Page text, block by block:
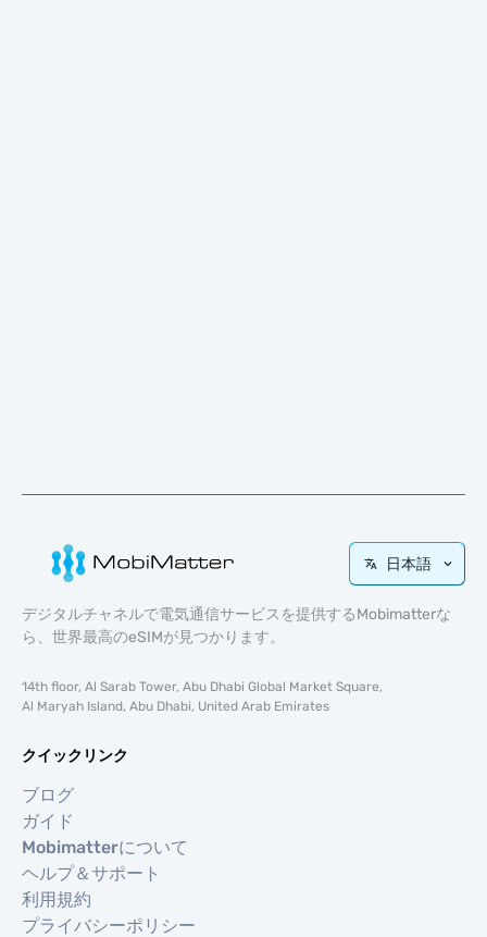
日本語
デジタルチャネルで電気通信サービスを提供するMobimatterな
ら、世界最高のeSIMが見つかります。
14th floor, Al Sarab Tower, Abu Dhabi Global Market Square,
Al Maryah Island, Abu Dhabi, United Arab Emirates
クイックリンク
ブログ
ガイド
Mobimatterについて
ヘルプ＆サポート
利用規約
プライバシーポリシー